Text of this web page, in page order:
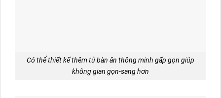
Có thể thiết kế thêm tủ bàn ăn thông minh gấp gọn giúp
không gian gọn-sang hơn